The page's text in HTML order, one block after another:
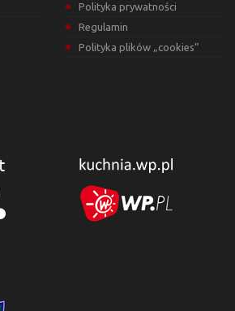
Polityka prywatności
Regulamin
Polityka plików „cookies”